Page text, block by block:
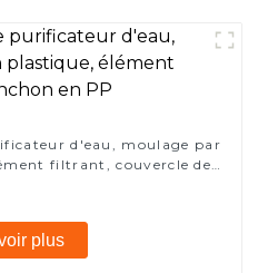
d'eau, moulage par
filtrant, couvercle de
plus